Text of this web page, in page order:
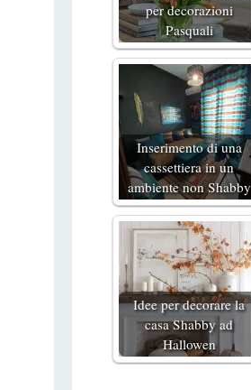
per decorazioni
Pasquali
Inserimento di una
cassettiera in un
ambiente non Shabby
Idee per decorare la
casa Shabby ad
Hallowen